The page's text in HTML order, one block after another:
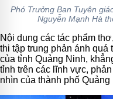
Phó Trưởng Ban Tuyên
Nguyễn Mạnh Hà
Nội dung các tác phẩm
thi tập trung phản ánh quá
của tỉnh Quảng Ninh,
tỉnh trên các lĩnh vực,
nhìn của thành phố